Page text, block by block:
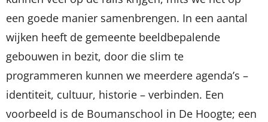
een goede manier samenbrengen. In een aantal
wijken heeft de gemeente beeldbepalende
gebouwen in bezit, door die slim te
programmeren kunnen we meerdere agenda’s –
identiteit, cultuur, historie – verbinden. Een
voorbeeld is de Boumanschool in De Hoogte; een